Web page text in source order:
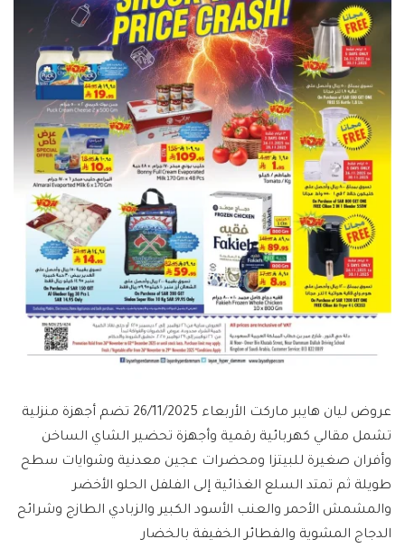
عروض ليان هايبر ماركت الأربعاء 26/11/2025 تضم أجهزة منزلية
تشمل مقالي كهربائية رقمية وأجهزة تحضير الشاي الساخن
وأفران صغيرة للبيتزا ومحضرات عجين معدنية وشوايات سطح
طويلة ثم تمتد السلع الغذائية إلى الفلفل الحلو الأخضر
والمشمش الأحمر والعنب الأسود الكبير والزبادي الطازج وشرائح
الدجاج المشوية والفطائر الخفيفة بالخضار